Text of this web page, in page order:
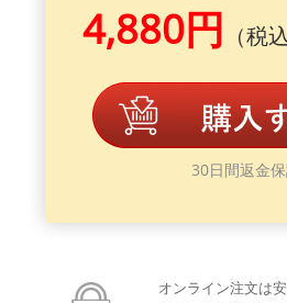
4,880円 （税
30日間返金
オンライン注文は